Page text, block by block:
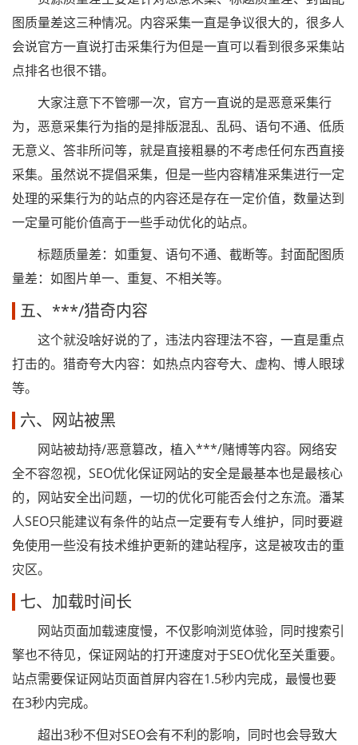
图质量差这三种情况。内容采集一直是争议很大的，很多人
会说官方一直说打击采集行为但是一直可以看到很多采集站
点排名也很不错。
大家注意下不管哪一次，官方一直说的是恶意采集行
为，恶意采集行为指的是排版混乱、乱码、语句不通、低质
无意义、答非所问等，就是直接粗暴的不考虑任何东西直接
采集。虽然说不提倡采集，但是一些内容精准采集进行一定
处理的采集行为的站点的内容还是存在一定价值，数量达到
一定量可能价值高于一些手动优化的站点。
标题质量差：如重复、语句不通、截断等。封面配图质
量差：如图片单一、重复、不相关等。
五、***/猎奇内容
这个就没啥好说的了，违法内容理法不容，一直是重点
打击的。猎奇夸大内容：如热点内容夸大、虚构、博人眼球
等。
六、网站被黑
网站被劫持/恶意篡改，植入***/赌博等内容。网络安
全不容忽视，SEO优化保证网站的安全是最基本也是最核心
的，网站安全出问题，一切的优化可能否会付之东流。潘某
人SEO只能建议有条件的站点一定要有专人维护，同时要避
免使用一些没有技术维护更新的建站程序，这是被攻击的重
灾区。
七、加载时间长
网站页面加载速度慢，不仅影响浏览体验，同时搜索引
擎也不待见，保证网站的打开速度对于SEO优化至关重要。
站点需要保证网站页面首屏内容在1.5秒内完成，最慢也要
在3秒内完成。
超出3秒不但对SEO会有不利的影响，同时也会导致大